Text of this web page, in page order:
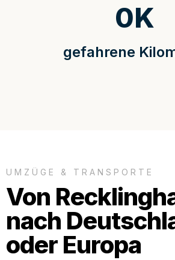
gefahrene
0K
UMZÜGE & TRANSPORTE
Von
nach
oder Europa